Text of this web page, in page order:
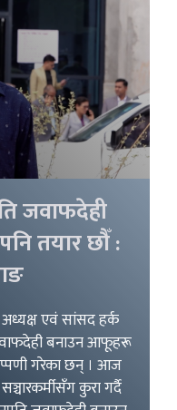
जवाफदेही
तयार छौँ :
अध्यक्ष एवं सांसद हर्क
बनाउन आफूहरू
गरेका छन् । आज
कुरा गर्दै